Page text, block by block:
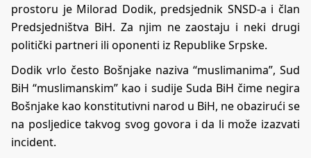
prostoru je Milorad Dodik, predsjednik SNSD-a i član
Predsjedništva BiH. Za njim ne zaostaju i neki drugi
politički partneri ili oponenti iz Republike Srpske.
Dodik vrlo često Bošnjake naziva “muslimanima”, Sud
BiH “muslimanskim” kao i sudije Suda BiH čime negira
Bošnjake kao konstitutivni narod u BiH, ne obazirući se
na posljedice takvog svog govora i da li može izazvati
incident.